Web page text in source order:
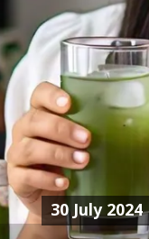
30 July 2024